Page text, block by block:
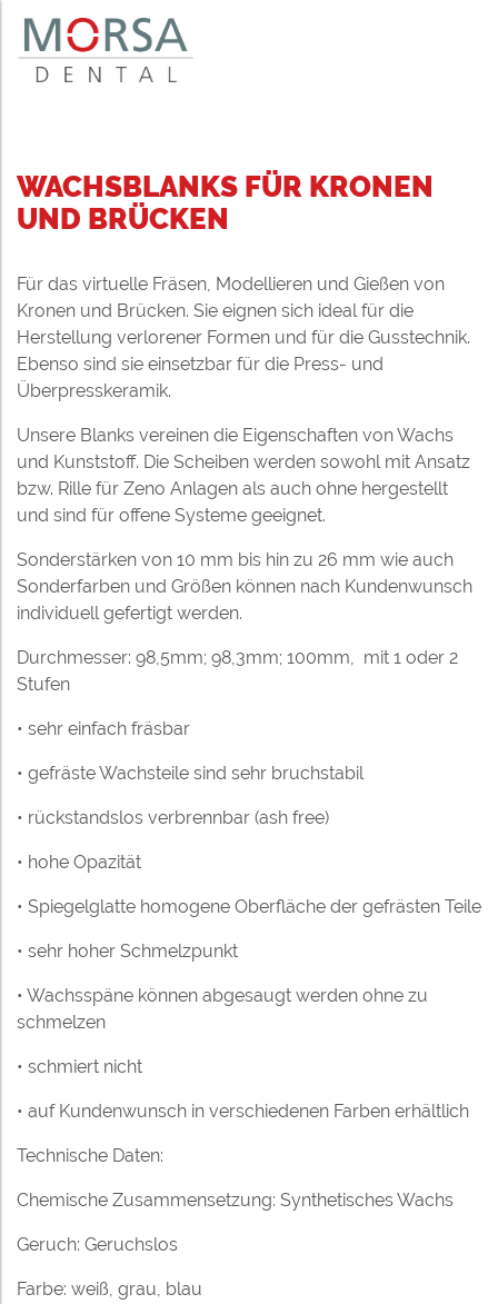
WACHSBLANKS FÜR KRONEN
UND BRÜCKEN
Für das virtuelle Fräsen, Modellieren und Gießen von
Kronen und Brücken. Sie eignen sich ideal für die
Herstellung verlorener Formen und für die Gusstechnik.
Ebenso sind sie einsetzbar für die Press- und
Überpresskeramik.
Unsere Blanks vereinen die Eigenschaften von Wachs
und Kunststoff. Die Scheiben werden sowohl mit Ansatz
bzw. Rille für Zeno Anlagen als auch ohne hergestellt
und sind für offene Systeme geeignet.
Sonderstärken von 10 mm bis hin zu 26 mm wie auch
Sonderfarben und Größen können nach Kundenwunsch
individuell gefertigt werden.
Durchmesser: 98,5mm; 98,3mm; 100mm, mit 1 oder 2
Stufen
• sehr einfach fräsbar
• gefräste Wachsteile sind sehr bruchstabil
• rückstandslos verbrennbar (ash free)
• hohe Opazität
• Spiegelglatte homogene Oberfläche der gefrästen Teile
• sehr hoher Schmelzpunkt
• Wachsspäne können abgesaugt werden ohne zu
schmelzen
• schmiert nicht
• auf Kundenwunsch in verschiedenen Farben erhältlich
Technische Daten:
Chemische Zusammensetzung: Synthetisches Wachs
Geruch: Geruchslos
Farbe: weiß, grau, blau